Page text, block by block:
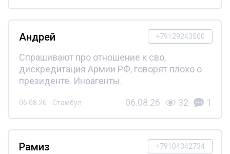
+79129243500
Андрей
Спрашивают про отношение к сво,
дискредитация Армии РФ, говорят плохо о
президенте. Иноагенты.
06.08.26 - Стамбул 06.08.26 32 1
+79104342734
Рамиз